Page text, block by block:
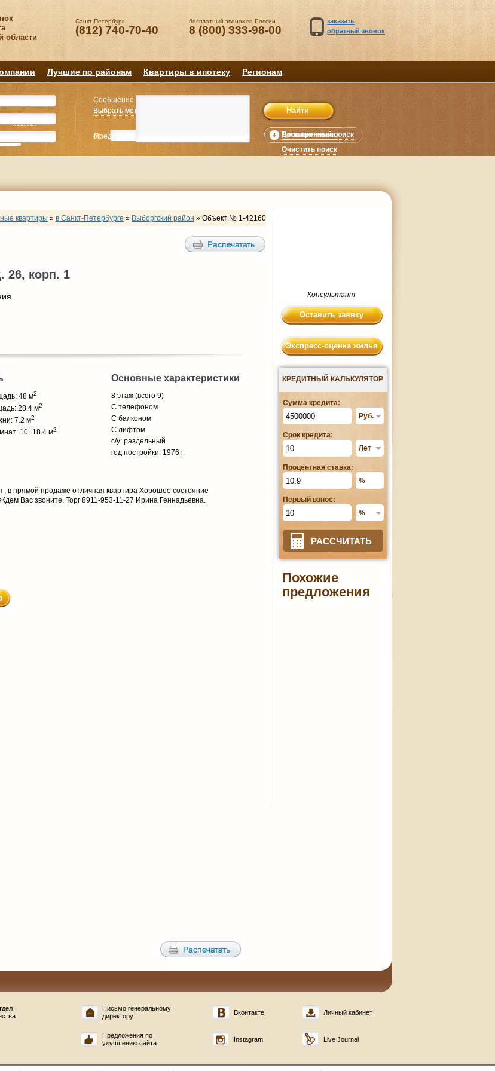
области
Санкт-Петербург
(812) 740-70-40
бесплатный звонок по России
8 (800) 333-98-00
заказать
обратный звонок
Лучшие по районам Квартиры в ипотеку Регионам
Комнат
Выбрать метро
от
Расширенный поиск
Очистить поиск
Комнат
Выбрать метро
Предпочитаемая цена Дополнительно
Сообщение
квартиры » в Санкт-Петербурге » Выборгский район » Объект № 1-42160
26, корп. 1
48 м2
28.4 м2
7.2 м2
10+18.4 м2
Основные характеристики
8 этаж (всего 9)
С телефоном
С балконом
С лифтом
с/у: раздельный
год постройки: 1976 г.
в прямой продаже отличная квартира Хорошее состояние
Вас звоните. Торг 8911-953-11-27 Ирина Геннадьевна.
Консультант
Оставить заявку
Экспресс-оценка жилья
КРЕДИТНЫЙ КАЛЬКУЛЯТОР
Сумма кредита:
Срок кредита:
Процентная ставка:
Первый взнос:
РАССЧИТАТЬ
Похожие
предложения
Письмо генеральному
директору
Предложения по
улучшению сайта
Вконтакте
Instagram
Личный кабинет
Live Journal